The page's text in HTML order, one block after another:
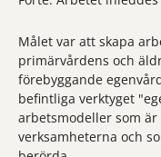
Målet var att skapa
primärvårdens och
förebyggande
befintliga verktyget
arbetsmodeller som
verksamheterna och